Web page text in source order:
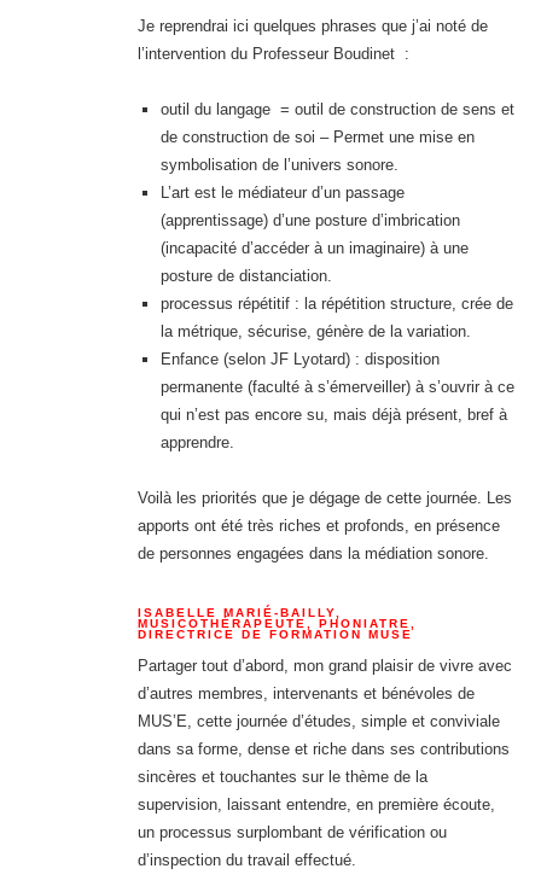
Je reprendrai ici quelques phrases que j’ai noté de
l’intervention du Professeur Boudinet :
outil du langage = outil de construction de sens et
de construction de soi – Permet une mise en
symbolisation de l’univers sonore.
L’art est le médiateur d’un passage
(apprentissage) d’une posture d’imbrication
(incapacité d’accéder à un imaginaire) à une
posture de distanciation.
processus répétitif : la répétition structure, crée de
la métrique, sécurise, génère de la variation.
Enfance (selon JF Lyotard) : disposition
permanente (faculté à s’émerveiller) à s’ouvrir à ce
qui n’est pas encore su, mais déjà présent, bref à
apprendre.
Voilà les priorités que je dégage de cette journée. Les
apports ont été très riches et profonds, en présence
de personnes engagées dans la médiation sonore.
ISABELLE MARIÉ-BAILLY,
MUSICOTHÉRAPEUTE, PHONIATRE,
DIRECTRICE DE FORMATION MUSE
Partager tout d’abord, mon grand plaisir de vivre avec
d’autres membres, intervenants et bénévoles de
MUS’E, cette journée d’études, simple et conviviale
dans sa forme, dense et riche dans ses contributions
sincères et touchantes sur le thème de la
supervision, laissant entendre, en première écoute,
un processus surplombant de vérification ou
d’inspection du travail effectué.